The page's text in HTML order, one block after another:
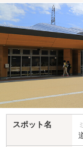
スポット名